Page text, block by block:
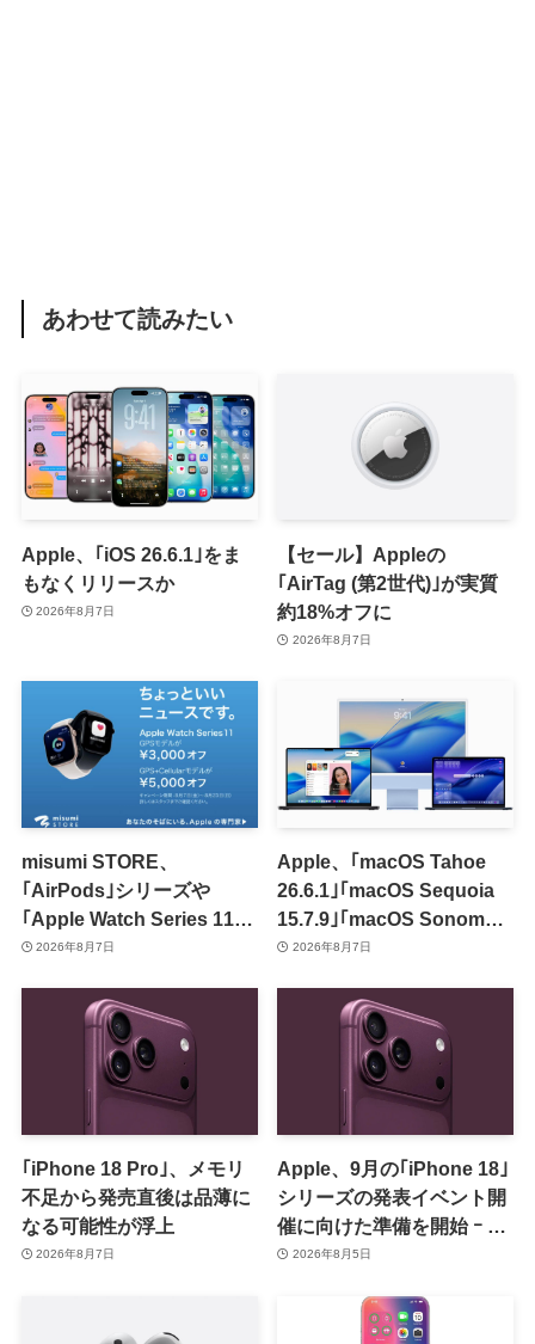
あわせて読みたい
Apple、｢iOS 26.6.1｣をま
もなくリリースか
2026年8月7日
【セール】Appleの
｢AirTag (第2世代)｣が実質
約18%オフに
2026年8月7日
misumi STORE、
｢AirPods｣シリーズや
｢Apple Watch Series 11｣
のセールを開催中
2026年8月7日
Apple、｢macOS Tahoe
26.6.1｣｢macOS Sequoia
15.7.9｣｢macOS Sonoma
14.8.9｣をリリース ｰ 画面共
2026年8月7日
｢iPhone 18 Pro｣、メモリ
不足から発売直後は品薄に
なる可能性が浮上
2026年8月7日
Apple、9月の｢iPhone 18｣
シリーズの発表イベント開
催に向けた準備を開始 ｰ 9
月8日か9月9日に開催見込
2026年8月5日